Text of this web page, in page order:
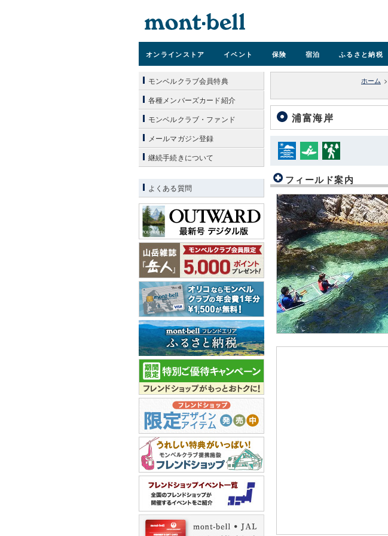
オンラインストア イベント 保険 宿泊 ふるさと納税
ホーム >
浦富海岸
フィールド案内
モンベルクラブ会員特典
各種メンバーズカード紹介
モンベルクラブ・ファンド
メールマガジン登録
継続手続きについて
よくある質問